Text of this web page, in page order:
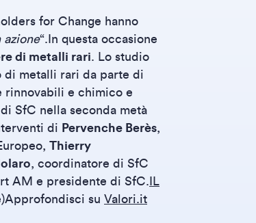
for Change hanno
azione“.In questa occasione
di metalli rari. Lo studio
di metalli rari da parte di
rinnovabili e chimico e
SfC nella seconda metà
di Pervenche Berès,
Thierry
, coordinatore di SfC
AM e presidente di SfC. IL
su Valori.it